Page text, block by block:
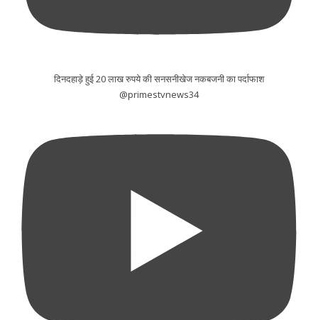
दिनदहाड़े हुई 20 लाख रुपये की सनसनीखेज नकबजनी का पर्दाफाश
@primestvnews34